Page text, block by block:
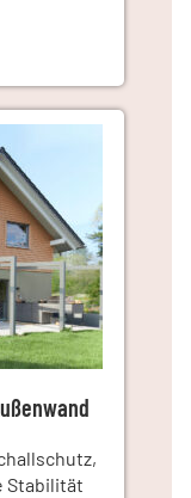
Stabilität